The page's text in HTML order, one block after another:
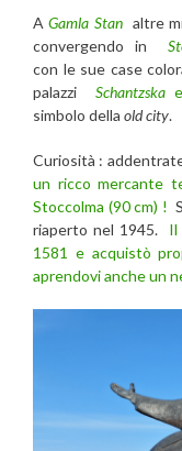
AGamla Stanaltre
convergendo in
con le sue case
palazzi Schantzska
simbolo della old city.
Curiosità :
un ricco mercante
Stoccolma (90 cm) !
riaperto nel 1945. Il
1581 e acquistò
aprendovi anche un